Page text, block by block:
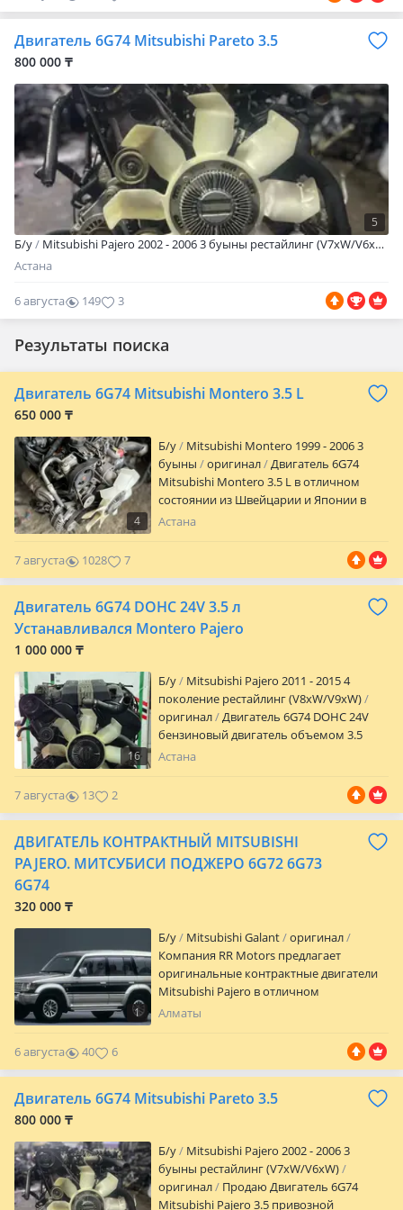
Двигатель 6G74 Mitsubishi Pareto 3.5
800 000 ₸
5
Б/y Mitsubishi Pajero 2002 - 2006 3 буыны рестайлинг (V7xW/V6xW)
Астана
6 августа 149 3
Результаты поиска
Двигатель 6G74 Mitsubishi Montero 3.5 L
650 000 ₸
4
Б/y
Mitsubishi Montero 1999 - 2006 3
буыны
оригинал
Двигатель 6G74
Mitsubishi Montero 3.5 L в отличном
состоянии из Швейцарии и Японии в
наличии и под заказ. Поступление
Работаем со всеми регионами. За более
подробной информацией звоните. На
сообщения не отвечаем. Время для
звонков с 9: 00 до 20: 00 каждый день.
Астана
7 августа 1028 7
Двигатель 6G74 DOHC 24V 3.5 л
Устанавливался Montero Pajero
1 000 000 ₸
16
Б/y
Mitsubishi Pajero 2011 - 2015 4
поколение рестайлинг (V8xW/V9xW)
оригинал
Двигатель 6G74 DOHC 24V
бензиновый двигатель объемом 3.5
литра и мощностью 200 — 245 л. С. С.
Mitsubishi Pajero 04) 4 поколение, V80,
Mitsubishi Pajero (05.2003 — 03.2006) 3
поколение, V60, Гарантия 20 дней.
Доставка по всему Казахстану.
Астана
7 августа 13 2
ДВИГАТЕЛЬ КОНТРАКТНЫЙ MITSUBISHI
PAJERO. МИТСУБИСИ ПОДЖЕРО 6G72 6G73
6G74
320 000 ₸
1
Б/y Mitsubishi Galant
оригинал
Компания RR Motors предлагает
оригинальные контрактные двигатели
Mitsubishi Pajero в отличном
техническом состоянии. В наличии
всех поколений Mitsubishi Pajero: Pajero
I, II, III, IV, а также Pajero Sport. Доступны
популярные двигатели серий 4D56,
4M40, 4M41, 6G72, 6G74, 6G75, 4G64, 4G54
Казахстану и проходят обязательную
проверку перед продажей. Каждый
мотор тщательно диагностируется:
Алматы
6 августа 40 6
Двигатель 6G74 Mitsubishi Pareto 3.5
800 000 ₸
Б/y
Mitsubishi Pajero 2002 - 2006 3
буыны рестайлинг (V7xW/V6xW)
оригинал
Продаю Двигатель 6G74
Mitsubishi Pajero 3.5 привозной